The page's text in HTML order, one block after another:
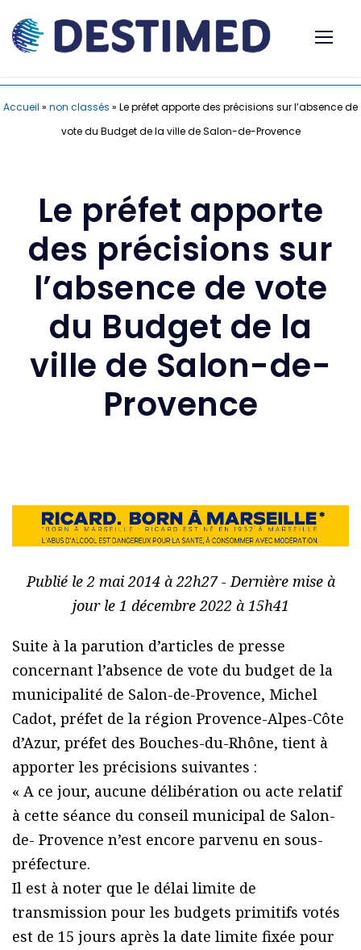
Accueil » non classés » Le préfet apporte des précisions sur l’absence de
vote du Budget de la ville de Salon-de-Provence
Le préfet apporte
des précisions sur
l’absence de vote
du Budget de la
ville de Salon-de-
Provence
Publié le 2 mai 2014 à 22h27 - Dernière mise à
jour le 1 décembre 2022 à 15h41
Suite à la parution d’articles de presse
concernant l’absence de vote du budget de la
municipalité de Salon-de-Provence, Michel
Cadot, préfet de la région Provence-Alpes-Côte
d’Azur, préfet des Bouches-du-Rhône, tient à
apporter les précisions suivantes :
« A ce jour, aucune délibération ou acte relatif
à cette séance du conseil municipal de Salon-
de- Provence n’est encore parvenu en sous-
préfecture.
Il est à noter que le délai limite de
transmission pour les budgets primitifs votés
est de 15 jours après la date limite fixée pour